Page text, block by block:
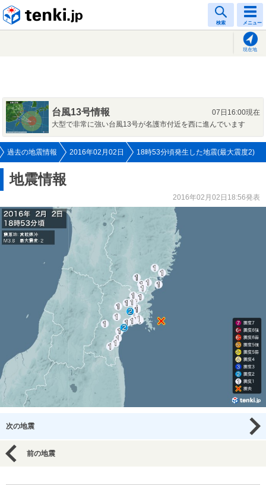
検索 メニュー
現在地
台風13号情報
07日16:00現在
大型で非常に強い台風13号が名護市付近を西に進んでいます
過去の地震情報 2016年02月02日 18時53分頃発生した地震(最大震度2)
地震情報
2016年02月02日18:56発表
次の地震
前の地震